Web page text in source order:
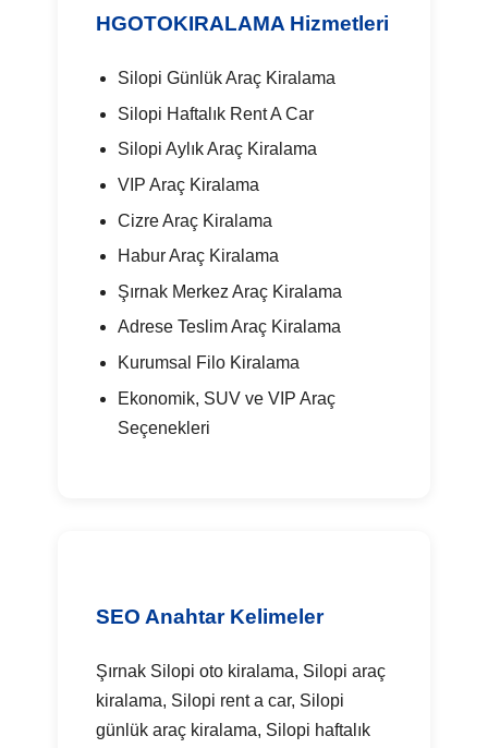
HGOTOKIRALAMA Hizmetleri
Silopi Günlük Araç Kiralama
Silopi Haftalık Rent A Car
Silopi Aylık Araç Kiralama
VIP Araç Kiralama
Cizre Araç Kiralama
Habur Araç Kiralama
Şırnak Merkez Araç Kiralama
Adrese Teslim Araç Kiralama
Kurumsal Filo Kiralama
Ekonomik, SUV ve VIP Araç
Seçenekleri
SEO Anahtar Kelimeler
Şırnak Silopi oto kiralama, Silopi araç
kiralama, Silopi rent a car, Silopi
günlük araç kiralama, Silopi haftalık